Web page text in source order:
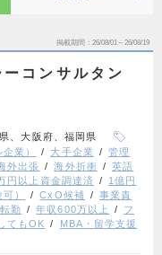
掲載期間 26/08/01～26/08/19
コンサルタン
、大阪府、福岡県
業） 大手企業
管理
外出張 海外折衝
英語
円以上資金調達済
1億円
） CxO候補
事業責
勤 年収600万以上
フ
てもOK
MBA・留学支援